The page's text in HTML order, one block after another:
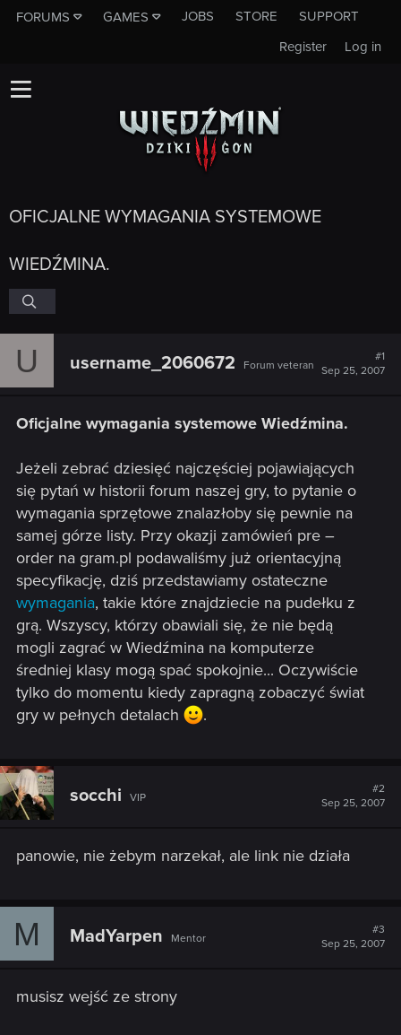
FORUMS GAMES JOBS STORE
SUPPORT
Log in
Register
OFICJALNE WYMAGANIA SYSTEMOWE
WIEDŹMINA.
U username_2060672 Forum veteran
#1
Sep 25, 2007
Oficjalne wymagania systemowe Wiedźmina.
Jeżeli zebrać dziesięć najczęściej pojawiających
się pytań w historii forum naszej gry, to pytanie o
wymagania sprzętowe znalazłoby się pewnie na
samej górze listy. Przy okazji zamówień pre –
order na gram.pl podawaliśmy już orientacyjną
specyfikację, dziś przedstawiamy ostateczne
wymagania, takie które znajdziecie na pudełku z
grą. Wszyscy, którzy obawiali się, że nie będą
mogli zagrać w Wiedźmina na komputerze
średniej klasy mogą spać spokojnie... Oczywiście
tylko do momentu kiedy zapragną zobaczyć świat
gry w pełnych detalach
.
socchi VIP
#2
Sep 25, 2007
panowie, nie żebym narzekał, ale link nie działa
M MadYarpen Mentor
#3
Sep 25, 2007
musisz wejść ze strony